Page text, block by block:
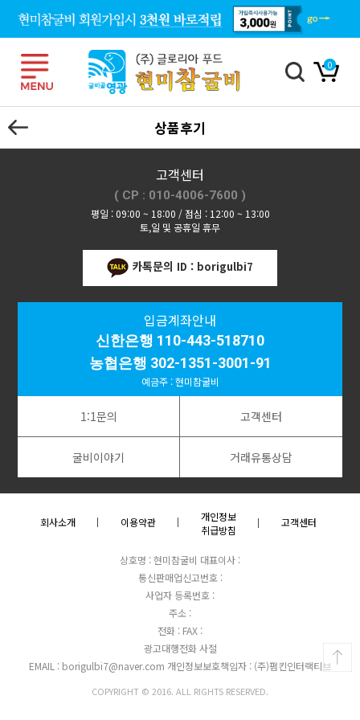
0
상품후기
고객센터
( CP : 010-4006-7600 )
평일 : 09:00 ~ 18:00 / 점심 : 12:00 ~ 13:00
토,일 및 공휴일 휴무
카톡문의 ID : borigulbi7
입금계좌안내
신한은행 110-443-518710
농협은행 302-1351-3001-91
예금주 : 현미참굴비
1:1문의 고객센터
굴비이야기 거래유통상담
회사소개 이용약관
개인정보
취급방침
고객센터
상호명 : 현미참굴비 대표이사 :
통신판매업신고번호 :
사업자 등록번호 :
주소 :
전화 : FAX :
광고대행전화 사절
EMAIL : borigulbi7@naver.com 개인정보보호책임자 : (주)펌킨인터랙티브
COPYRIGHT © 2016. ALL RIGHTS RESERVED.